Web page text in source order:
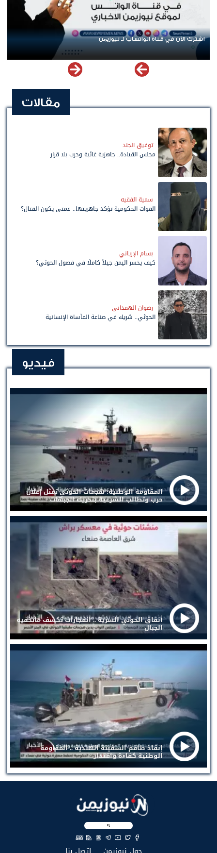
اشترك الآن في قناة الواتساب لـ نيوزيمن
مقالات
توفيق الجند
مجلس القيادة.. جاهزية غائبة وحرب بلا قرار
سمية الفقيه
القوات الحكومية تؤكد جاهزيتها.. فمتى يكون القتال؟
بسام الإرياني
كيف يخسر اليمن جيلاً كاملًا في فصول الحوثي؟
رضوان الهمداني
الحوثي.. شريك في صناعة المأساة الإنسانية
فيديو
المقاومة الوطنية: هجمات الحوثي تمثل إعلان
حرب وتطالب الشرعية بتحريك الجبهات
أنفاق الحوثي السرية .. انفجارات تكشف ماتخفيه
الجبال
إنقاذ طاقم السفينة الهندية .. المقاومة
الوطنية كفاءة واقتدار
EN